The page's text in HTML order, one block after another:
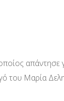
απάντησε
του Μαρία